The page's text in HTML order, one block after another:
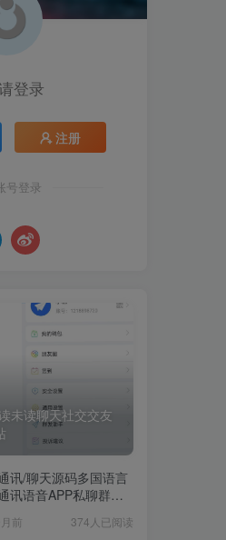
登录
注册
号登录
未读聊天社交交友
讯/聊天源码多国语言
讯语音APP私聊群聊
前 374人已阅读